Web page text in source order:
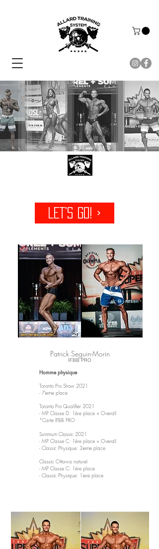
LET'S GO!
Patrick Seguin-Morin
IFBB PRO
Homme physique
Toronto Pro Show 2021
- 7ieme place
Toronto Pro Qualifier 2021
- MP Classe D: 1ère place + Overall
*Carte IFBB PRO
Summum Classic 2021
- MP Classe C: 1ère place + Overall
- Classic Physique: 3ieme place
Classic Ottawa naturel
- MP Classe C: 1ère place
- Classic Physique: 1iere place